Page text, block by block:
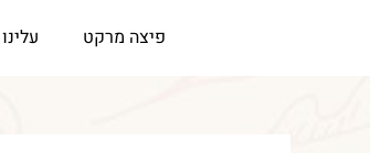
פיצה מרקט עלינו